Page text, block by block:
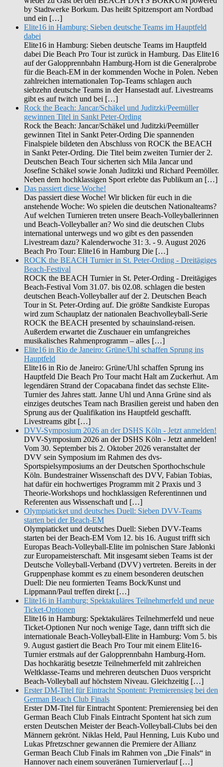
by Stadtwerke Borkum. Das heißt Spitzensport am Nordbad
und ein […]
Elite16 in Hamburg: Sieben deutsche Teams im Hauptfeld
dabei
Elite16 in Hamburg: Sieben deutsche Teams im Hauptfeld
dabei Die Beach Pro Tour ist zurück in Hamburg. Das Elite16
auf der Galopprennbahn Hamburg-Horn ist die Generalprobe
für die Beach-EM in der kommenden Woche in Polen. Neben
zahlreichen internationalen Top-Teams schlagen auch
siebzehn deutsche Teams in der Hansestadt auf. Livestreams
gibt es auf twitch und bei […]
Rock the Beach: Jancar/Schäkel und Juditzki/Peemüller
gewinnen Titel in Sankt Peter-Ording
Rock the Beach: Jancar/Schäkel und Juditzki/Peemüller
gewinnen Titel in Sankt Peter-Ording Die spannenden
Finalspiele bildeten den Abschluss von ROCK the BEACH
in Sankt Peter-Ording. Die Titel beim zweiten Turnier der 2.
Deutschen Beach Tour sicherten sich Mila Jancar und
Josefine Schäkel sowie Jonah Juditzki und Richard Peemöller.
Neben dem hochklassigen Sport erlebte das Publikum an […]
Das passiert diese Woche!
Das passiert diese Woche! Wir blicken für euch in die
anstehende Woche: Wo spielen die deutschen Nationalteams?
Auf welchen Turnieren treten unsere Beach-Volleyballerinnen
und Beach-Volleyballer an? Wo sind die deutschen Clubs
international unterwegs und wo gibt es den passenden
Livestream dazu? Kalenderwoche 31: 3. - 9. August 2026
Beach Pro Tour: Elite16 in Hamburg Die […]
ROCK the BEACH Turnier in St. Peter-Ording - Dreitägiges
Beach-Festival
ROCK the BEACH Turnier in St. Peter-Ording - Dreitägiges
Beach-Festival Vom 31.07. bis 02.08. schlagen die besten
deutschen Beach-Volleyballer auf der 2. Deutschen Beach
Tour in St. Peter-Ording auf. Die größte Sandkiste Europas
wird zum Schauplatz der nationalen Beachvolleyball-Serie
ROCK the BEACH presented by schauinsland-reisen.
Außerdem erwartet die Zuschauer ein umfangreiches
musikalisches Rahmenprogramm – alles […]
Elite16 in Rio de Janeiro: Grüne/Uhl schaffen Sprung ins
Hauptfeld
Elite16 in Rio de Janeiro: Grüne/Uhl schaffen Sprung ins
Hauptfeld Die Beach Pro Tour macht Halt am Zuckerhut. Am
legendären Strand der Copacabana findet das sechste Elite-
Turnier des Jahres statt. Janne Uhl und Anna Grüne sind als
einziges deutsches Team nach Brasilien gereist und haben den
Sprung aus der Qualifikation ins Hauptfeld geschafft.
Livestreams gibt […]
DVV-Symposium 2026 an der DSHS Köln - Jetzt anmelden!
DVV-Symposium 2026 an der DSHS Köln - Jetzt anmelden!
Vom 30. September bis 2. Oktober 2026 veranstaltet der
DVV sein Symposium im Rahmen des dvs-
Sportspielsymposiums an der Deutschen Sporthochschule
Köln. Bundestrainer Wissenschaft des DVV, Fabian Tobias,
hat dafür ein hochwertiges Programm mit 2 Praxis und 3
Theorie-Workshops und hochklassigen Referentinnen und
Referenten aus Wissenschaft und […]
Olympiaticket und deutsches Duell: Sieben DVV-Teams
starten bei der Beach-EM
Olympiaticket und deutsches Duell: Sieben DVV-Teams
starten bei der Beach-EM Vom 12. bis 16. August trifft sich
Europas Beach-Volleyball-Elite im polnischen Stare Jabłonki
zur Europameisterschaft. Mit insgesamt sieben Teams ist der
Deutsche Volleyball-Verband (DVV) vertreten. Bereits in der
Gruppenphase kommt es zu einem besonderen deutschen
Duell: Die neu formierten Teams Bock/Kunst und
Lippmann/Paul treffen direkt […]
Elite16 in Hamburg: Spektakuläres Teilnehmerfeld und neue
Ticket-Optionen
Elite16 in Hamburg: Spektakuläres Teilnehmerfeld und neue
Ticket-Optionen Nur noch wenige Tage, dann trifft sich die
internationale Beach-Volleyball-Elite in Hamburg: Vom 5. bis
9. August gastiert die Beach Pro Tour mit einem Elite16-
Turnier erstmals auf der Galopprennbahn Hamburg-Horn.
Das hochkarätig besetzte Teilnehmerfeld mit zahlreichen
Weltklasse-Teams und mehreren deutschen Duos verspricht
Beach-Volleyball auf höchstem Niveau. Gleichzeitig […]
Erster DM-Titel für Eintracht Spontent: Premierensieg bei den
German Beach Club Finals
Erster DM-Titel für Eintracht Spontent: Premierensieg bei den
German Beach Club Finals Eintracht Spontent hat sich zum
ersten Deutschen Meister der Beach-Volleyball-Clubs bei den
Männern gekrönt. Niklas Held, Paul Henning, Luis Kubo und
Lukas Pfretzschner gewannen die Premiere der Allianz
German Beach Club Finals im Rahmen von „Die Finals“ in
Hannover nach einem souveränen Turnierverlauf […]